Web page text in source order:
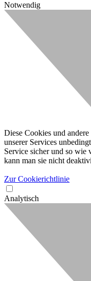
Notwendig
Diese Cookies und
unserer Services
Service sicher und so
kann man sie nicht
Zur Cookierichtlinie
Analytisch